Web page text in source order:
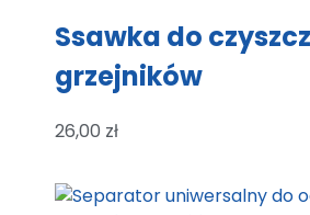
Ssawka do
grzejników
26,00 zł